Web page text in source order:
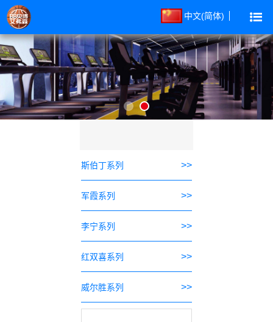
中文(简体)
斯伯丁系列 >>
军霞系列 >>
李宁系列 >>
红双喜系列 >>
威尔胜系列 >>